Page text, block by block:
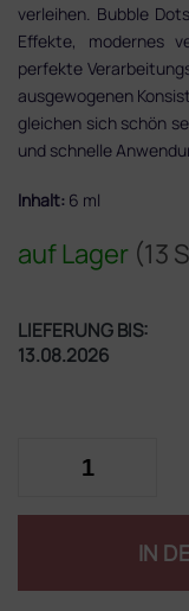
auf Lager (13
LIEFERUNG BIS:
13.08.2026
IN
verleihen. Bubble
Effekte, modernes
perfekte
ausgewogenen
gleichen sich schön
und schnelle
Inhalt: 6 ml